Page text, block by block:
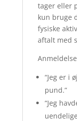
tager eller
kun bruge
fysiske
aftalt med
“Jeg er i
pund.”
“Jeg